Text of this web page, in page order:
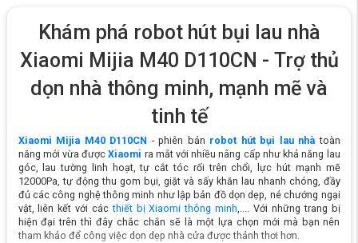
Khám phá robot hút bụi lau nhà
Xiaomi Mijia M40 D110CN - Trợ thủ
dọn nhà thông minh, mạnh mẽ và
tinh tế
Xiaomi Mijia M40 D110CN - phiên bản robot hút bụi lau nhà toàn
năng mới vừa đượcXiaomi ra mắt với nhiều nâng cấp như khả năng lau
góc, lau tường linh hoạt, tự cắt tóc rối trên chổi, lực hút mạnh mẽ
12000Pa, tự động thu gom bụi, giặt và sấy khăn lau nhanh chóng, đầy
đủ các công nghệ thông minh như lập bản đồ dọn dẹp, né chướng ngại
vật, liên kết với cácthiết bị Xiaomi thông minh,.... Với những trang bị
hiện đại trên thì đây chắc chắn sẽ là một lựa chọn mới mà bạn nên
tham khảo để công việc dọn dẹp nhà cửa được thảnh thơi hơn.